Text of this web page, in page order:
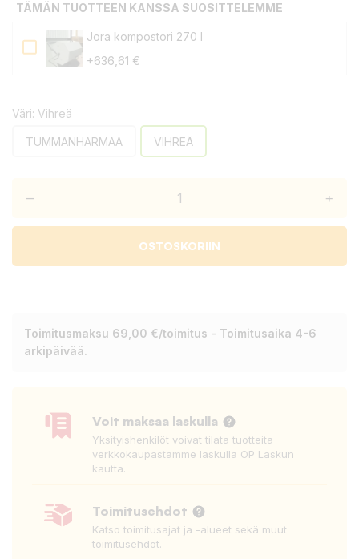
TÄMÄN TUOTTEEN KANSSA SUOSITTELEMME
Jora kompostori 270 l
+636,61 €
Väri: Vihreä
TUMMANHARMAA VIHREÄ
– +
OSTOSKORIIN
Toimitusmaksu 69,00 €/toimitus - Toimitusaika 4-6
arkipäivää.
Voit maksaa laskulla
Yksityishenkilöt voivat tilata tuotteita
verkkokaupastamme laskulla OP Laskun
kautta.
Toimitusehdot
Katso toimitusajat ja -alueet sekä muut
toimitusehdot.